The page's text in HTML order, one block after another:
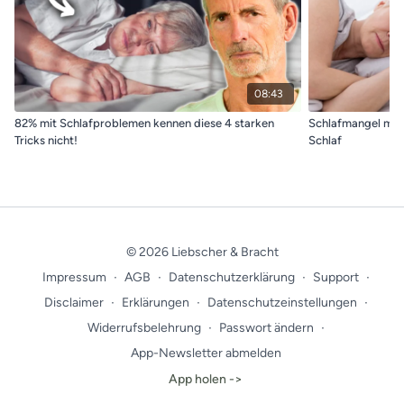
kostenfrei testen <<
08:43
82% mit Schlafproblemen kennen diese 4 starken
Tricks nicht!
Schlafmangel
Schlaf
© 2026 Liebscher & Bracht
Impressum ∙ AGB ∙ Datenschutzerklärung ∙ Support ∙
Disclaimer ∙ Erklärungen ∙ Datenschutzeinstellungen ∙
Widerrufsbelehrung ∙ Passwort ändern ∙
App-Newsletter abmelden
App holen ->